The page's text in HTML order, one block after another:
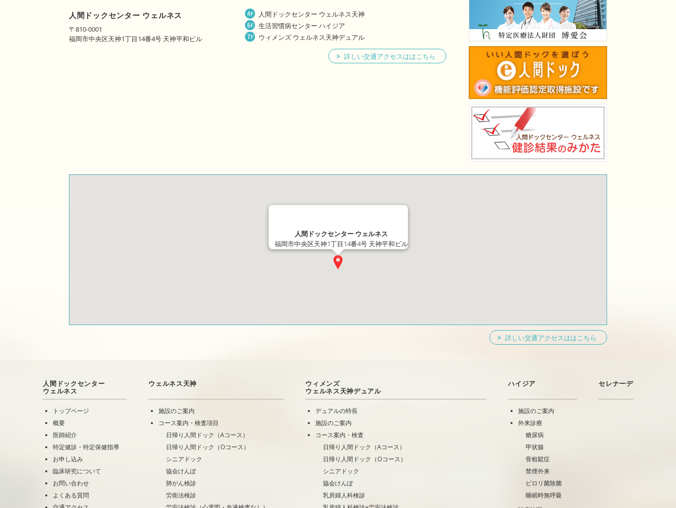
人間ドックセンター ウェルネス
〒810-0001
福岡市中央区天神1丁目14番4号 天神平和ビル
人間ドックセンター ウェルネス天神
生活習慣病センター ハイジア
ウィメンズ ウェルネス天神デュアル
詳しい交通アクセスははこちら
人間ドックセンター ウェルネス
福岡市中央区天神1丁目14番4号 天神平和ビル
詳しい交通アクセスははこちら
人間ドックセンター
ウェルネス
トップページ
概要
医師紹介
特定健診・特定保健指導
お申し込み
臨床研究について
お問い合わせ
よくある質問
ウェルネス天神
施設のご案内
コース案内・検査項目
日帰り人間ドック（Aコース）
日帰り人間ドック（Oコース）
シニアドック
協会けんぽ
肺がん検診
労衛法検診
ウィメンズ
ウェルネス天神デュアル
デュアルの特長
施設のご案内
コース案内・検査
日帰り人間ドック（Aコース）
日帰り人間ドック（Oコース）
シニアドック
協会けんぽ
乳房婦人科検診
ハイジア
施設のご案内
外来診療
糖尿病
甲状腺
骨粗鬆症
禁煙外来
ピロリ菌除菌
睡眠時無呼吸
セレナーデ